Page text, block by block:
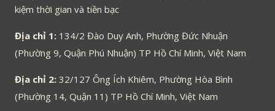
kiệm thời gian và tiền bạc
Địa chỉ 1: 134/2 Đào Duy Anh, Phường Đức Nhuận
(Phường 9, Quận Phú Nhuận) TP Hồ Chí Minh, Việt Nam
Địa chỉ 2: 32/127 Ông Ích Khiêm, Phường Hòa Bình
(Phường 14, Quận 11) TP Hồ Chí Minh, Việt Nam